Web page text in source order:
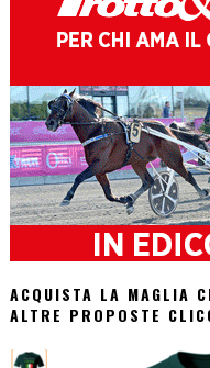
ACQUISTA LA MAGLIA
ALTRE PROPOSTE